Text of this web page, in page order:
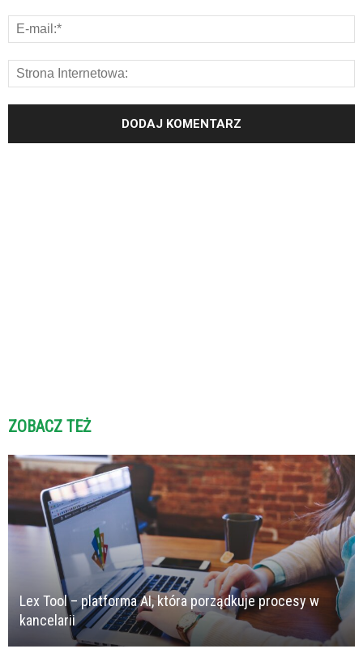
ZOBACZ TEŻ
Lex Tool – platforma AI, która porządkuje procesy w
kancelarii